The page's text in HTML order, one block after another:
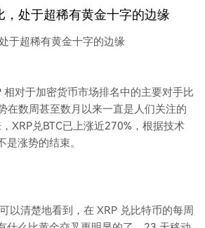
，处于超稀有黄金十字的边缘
于超稀有黄金十字的边缘
相对于加密货币市场排名中的主要对手比
在数周甚至数月以来一直是人们关注的
XRP兑BTC已上涨近270%，根据技术
是涨势的结束。
以清楚地看到，在 XRP 兑比特币的每周